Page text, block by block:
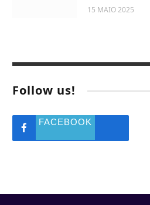
15 MAIO 2025
Follow us!
FACEBOOK